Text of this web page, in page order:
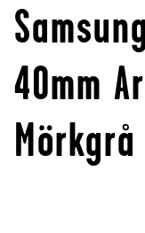
40mm
Mörkgrå